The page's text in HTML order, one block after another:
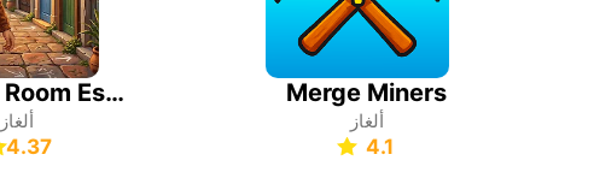
Random Room Escape
ألغاز
4.37
Merge Miners
ألغاز
4.1